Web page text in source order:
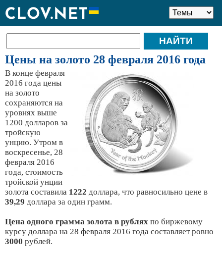
Цены на золото 28 февраля 2016 года
В конце февраля
2016 года цены
на золото
сохраняются на
уровнях выше
1200 долларов за
тройскую
унцию. Утром в
воскресенье, 28
февраля 2016
года, стоимость
тройской унции
золота составила 1222 доллара, что равносильно цене в
39,29 доллара за один грамм.
Цена одного грамма золота в рублях по биржевому
курсу доллара на 28 февраля 2016 года составляет ровно
3000 рублей.